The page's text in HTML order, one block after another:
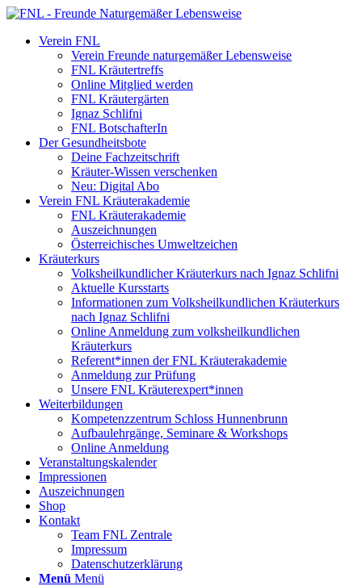
Verein FNL
Verein Freunde naturgemäßer Lebensweise
FNL Kräutertreffs
Online Mitglied werden
FNL Kräutergärten
Ignaz Schlifni
FNL BotschafterIn
Der Gesundheitsbote
Deine Fachzeitschrift
Kräuter-Wissen verschenken
Neu: Digital Abo
Verein FNL Kräuterakademie
FNL Kräuterakademie
Auszeichnungen
Österreichisches Umweltzeichen
Kräuterkurs
Volksheilkundlicher Kräuterkurs nach Ignaz Schlifni
Aktuelle Kursstarts
Informationen zum Volksheilkundlichen Kräuterkurs
nach Ignaz Schlifni
Online Anmeldung zum volksheilkundlichen
Kräuterkurs
Referent*innen der FNL Kräuterakademie
Anmeldung zur Prüfung
Unsere FNL Kräuterexpert*innen
Weiterbildungen
Kompetenzzentrum Schloss Hunnenbrunn
Aufbaulehrgänge, Seminare & Workshops
Online Anmeldung
Veranstaltungskalender
Impressionen
Auszeichnungen
Shop
Kontakt
Team FNL Zentrale
Impressum
Datenschutzerklärung
Menü Menü